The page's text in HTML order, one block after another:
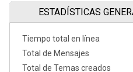
ESTADÍSTICAS
Tiempo total en línea
Total de Mensajes
Total de Temas creados